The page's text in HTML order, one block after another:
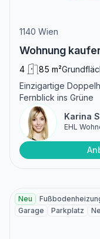
1140 Wien
Wohnung
4 85 m²
Einzigartige
Fernblick ins Grüne
Karina
EHL
Neu
Garage
Parkplatz